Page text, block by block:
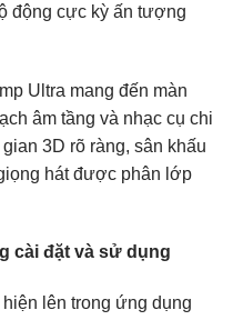
động cực kỳ ấn tượng
Ultra mang đến màn
âm tầng và nhạc cụ chi
3D rõ ràng, sân khấu
hát được phân lớp
cài đặt và sử dụng
lên trong ứng dụng